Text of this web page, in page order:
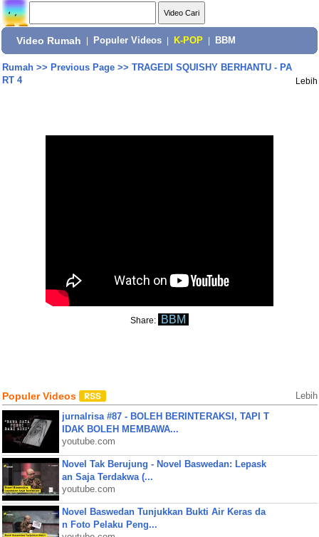
Video Rumah Populer Videos K-POP BBM
Rumah>> Previous Page>> TRAGEDI SQUISHY BERHANTU - PA
RT 4
Lebih
Share: BBM
Populer Videos Lebih
jurnalrisa #87 - BOLEH BERINTERAKSI, TAPI T
IDAK BOLEH MEMBAWA...
youtube.com
Novel Tak Berujung - Novel Baswedan: Lepask
an Saja Terdakwa (...
youtube.com
Novel Baswedan Tunjukkan Bukti Air Keras da
n Foto Pelaku Peng...